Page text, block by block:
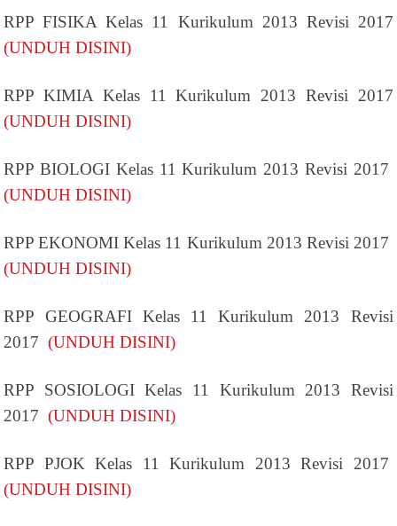
RPP FISIKA Kelas 11 Kurikulum 2013 Revisi 2017
(UNDUH DISINI)
RPP KIMIA Kelas 11 Kurikulum 2013 Revisi 2017
(UNDUH DISINI)
RPP BIOLOGI Kelas 11 Kurikulum 2013 Revisi 2017
(UNDUH DISINI)
RPP EKONOMI Kelas 11 Kurikulum 2013 Revisi 2017
(UNDUH DISINI)
RPP GEOGRAFI Kelas 11 Kurikulum 2013 Revisi
2017(UNDUH DISINI)
RPP SOSIOLOGI Kelas 11 Kurikulum 2013 Revisi
2017(UNDUH DISINI)
RPP PJOK Kelas 11 Kurikulum 2013 Revisi 2017
(UNDUH DISINI)